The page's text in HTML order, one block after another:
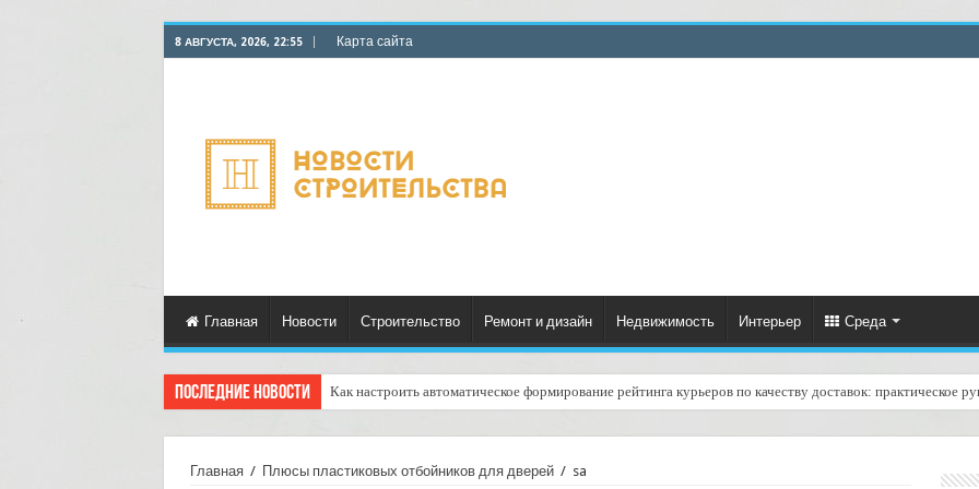
8 АВГУСТА, 2026, 22:55 Карта сайта
Главная Новости Строительство Ремонт и дизайн Недвижимость Интерьер Среда
Последние новости Как настроить автоматическое формирование рейтинга курьеров по качеству доставок: практическое
Доставка отправлений с услугой «регистрация номера акта о несоответствии груза»: как это работает и
Главная / Плюсы пластиковых отбойников для дверей / sa